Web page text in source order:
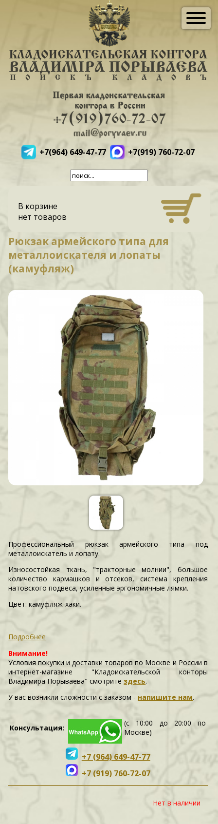
+7(964) 649-47-77 +7(919) 760-72-07
В корзине
нет товаров
Рюкзак армейского типа для
металлоискателя и лопаты
(камуфляж)
Профессиональный рюкзак армейского типа под
металлоискатель и лопату.
Износостойкая ткань, "тракторные молнии", большое
количество кармашков и отсеков, система крепления
натовского подвеса, усиленные эргономичные лямки.
Цвет: камуфляж-хаки.
Подробнее
Внимание!
Условия покупки и доставки товаров по Москве и России в
интернет-магазине "Кладоискательской конторы
Владимира Порываева" смотритездесь.
У вас возникли сложности c заказом - напишите нам.
Консультация:
(с 10:00 до 20:00 по
Москве)
+7 (964) 649-47-77
+7 (919) 760-72-07
Нет в наличии